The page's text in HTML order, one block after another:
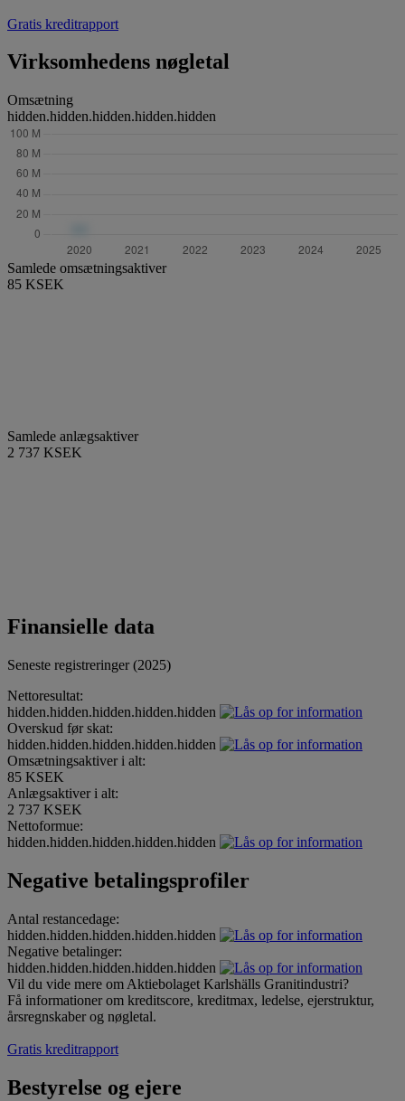
Gratis kreditrapport
Virksomhedens nøgletal
Omsætning
hidden.hidden.hidden.hidden.hidden
Samlede omsætningsaktiver
85 KSEK
Samlede anlægsaktiver
2 737 KSEK
Finansielle data
Seneste registreringer (2025)
Nettoresultat:
hidden.hidden.hidden.hidden.hidden
Overskud før skat:
hidden.hidden.hidden.hidden.hidden
Omsætningsaktiver i alt:
85 KSEK
Anlægsaktiver i alt:
2 737 KSEK
Nettoformue:
hidden.hidden.hidden.hidden.hidden
Negative betalingsprofiler
Antal restancedage:
hidden.hidden.hidden.hidden.hidden
Negative betalinger:
hidden.hidden.hidden.hidden.hidden
Vil du vide mere om Aktiebolaget Karlshälls Granitindustri?
Få informationer om kreditscore, kreditmax, ledelse, ejerstruktur,
årsregnskaber og nøgletal.
Gratis kreditrapport
Bestyrelse og ejere